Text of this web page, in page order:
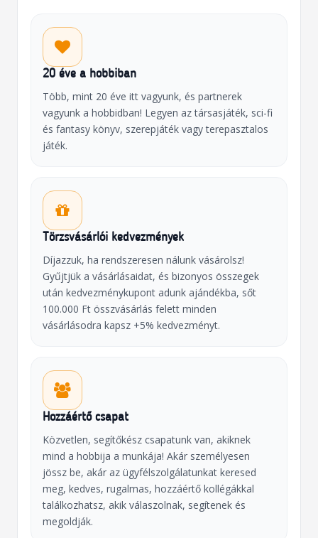
20 éve a hobbiban
Több, mint 20 éve itt vagyunk, és partnerek
vagyunk a hobbidban! Legyen az társasjáték, sci-fi
és fantasy könyv, szerepjáték vagy terepasztalos
játék.
Törzsvásárlói kedvezmények
Díjazzuk, ha rendszeresen nálunk vásárolsz!
Gyűjtjük a vásárlásaidat, és bizonyos összegek
után kedvezménykupont adunk ajándékba, sőt
100.000 Ft összvásárlás felett minden
vásárlásodra kapsz +5% kedvezményt.
Hozzáértő csapat
Közvetlen, segítőkész csapatunk van, akiknek
mind a hobbija a munkája! Akár személyesen
jössz be, akár az ügyfélszolgálatunkat keresed
meg, kedves, rugalmas, hozzáértő kollégákkal
találkozhatsz, akik válaszolnak, segítenek és
megoldják.